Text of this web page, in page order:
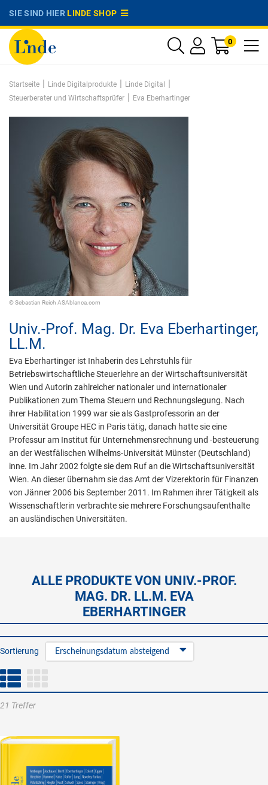
SIE SIND HIERLINDE SHOP
0
Startseite | Linde Digitalprodukte | Linde Digital |
Steuerberater und Wirtschaftsprüfer | Eva Eberhartinger
© Sebastian Reich ASAblanca.com
Univ.-Prof. Mag. Dr. Eva Eberhartinger,
LL.M.
Eva Eberhartinger ist Inhaberin des Lehrstuhls für
Betriebswirtschaftliche Steuerlehre an der Wirtschaftsuniversität
Wien und Autorin zahlreicher nationaler und internationaler
Publikationen zum Thema Steuern und Rechnungslegung. Nach
ihrer Habilitation 1999 war sie als Gastprofessorin an der
Universität Groupe HEC in Paris tätig, danach hatte sie eine
Professur am Institut für Unternehmensrechnung und -besteuerung
an der Westfälischen Wilhelms-Universität Münster (Deutschland)
inne. Im Jahr 2002 folgte sie dem Ruf an die Wirtschaftsuniversität
Wien. An dieser übernahm sie das Amt der Vizerektorin für Finanzen
von Jänner 2006 bis September 2011. Im Rahmen ihrer Tätigkeit als
Wissenschaftlerin verbrachte sie mehrere Forschungsaufenthalte
an ausländischen Universitäten.
ALLE PRODUKTE VON UNIV.-PROF.
MAG. DR. LL.M. EVA
EBERHARTINGER
Sortierung Erscheinungsdatum absteigend
21 Treffer